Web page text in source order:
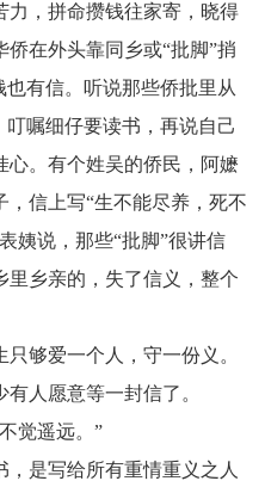
力，拼命攒钱往家寄，晓得
在外头靠同乡或“批脚”捎
有信。听说那些侨批里从
嘱细仔要读书，再说自己
心。有个姓吴的侨民，阿嬷
信上写“生不能尽养，死不
姨说，那些“批脚”很讲信
乡亲的，失了信义，整个
够爱一个人，守一份义。
人愿意等一封信了。
觉遥远。”
是写给所有重情重义之人